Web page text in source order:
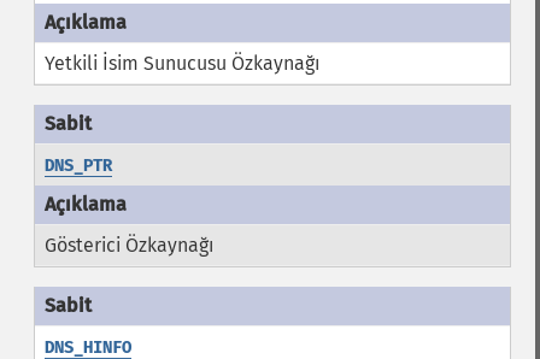
Yetkili İsim Sunucusu Özkaynağı
DNS_PTR
Gösterici Özkaynağı
DNS_HINFO